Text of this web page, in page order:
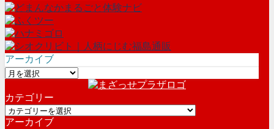
アーカイブ
ア
カ
イ
ブ
カテゴリー
カ
テ
アーカイブ